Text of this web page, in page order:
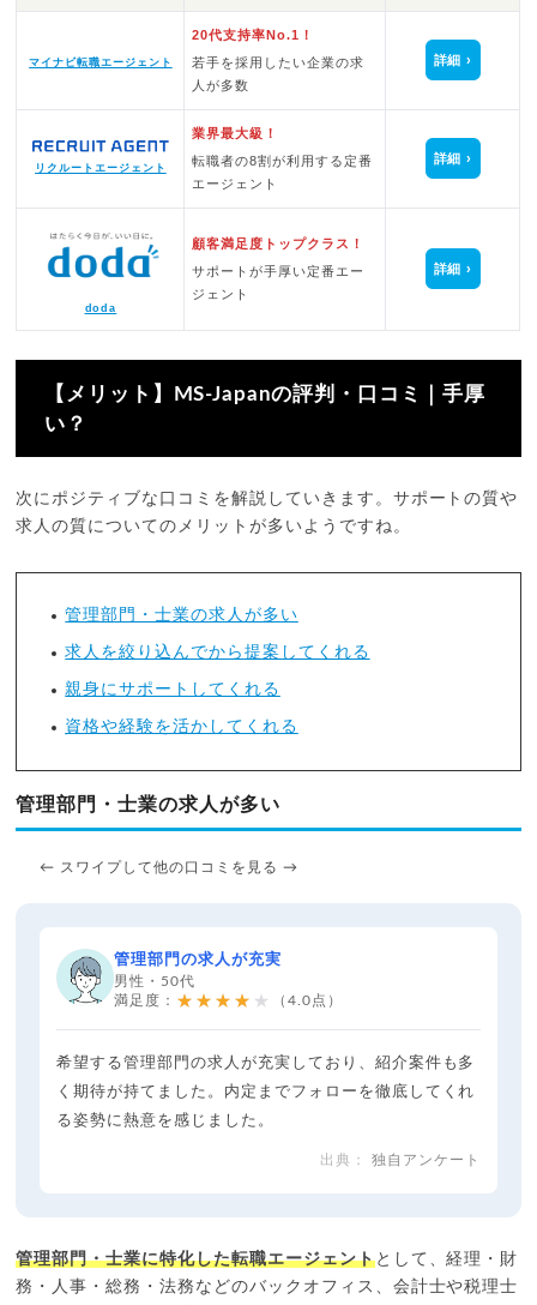
マイナビ転職エージェント
20代支持率No.1！
若手を採用したい企業の求
人が多数
詳細
リクルートエージェント
業界最大級！
転職者の8割が利用する定番
エージェント
詳細
doda
顧客満足度トップクラス！
サポートが手厚い定番エー
ジェント
詳細
【メリット】MS-Japanの評判・口コミ｜手厚
い？
次にポジティブな口コミを解説していきます。サポートの質や
求人の質についてのメリットが多いようですね。
管理部門・士業の求人が多い
求人を絞り込んでから提案してくれる
親身にサポートしてくれる
資格や経験を活かしてくれる
管理部門・士業の求人が多い
← スワイプして他の口コミを見る →
管理部門の求人が充実
男性・50代
満足度： ★★★★★ （4.0点）
希望する管理部門の求人が充実しており、紹介案件も多
く期待が持てました。内定までフォローを徹底してくれ
る姿勢に熱意を感じました。
独自アンケート
管理部門・士業に特化した転職エージェントとして、経理・財
務・人事・総務・法務などのバックオフィス、会計士や税理士